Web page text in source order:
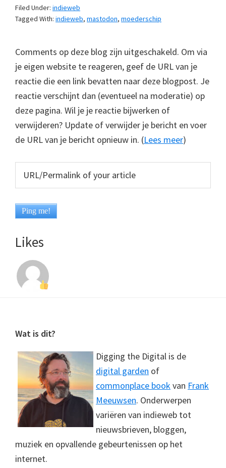
Filed Under: indieweb
Tagged With: indieweb, mastodon, moederschip
Comments op deze blog zijn uitgeschakeld. Om via
je eigen website te reageren, geef de URL van je
reactie die een link bevatten naar deze blogpost. Je
reactie verschijnt dan (eventueel na moderatie) op
deze pagina. Wil je je reactie bijwerken of
verwijderen? Update of verwijder je bericht en voer
de URL van je bericht opnieuw in. (Lees meer)
Likes
Footer
Wat is dit?
Digging the Digital is de
digital garden of
commonplace bookvan Frank
Meeuwsen. Onderwerpen
variëren van indieweb tot
nieuwsbrieven, bloggen,
muziek en opvallende gebeurtenissen op het
internet.